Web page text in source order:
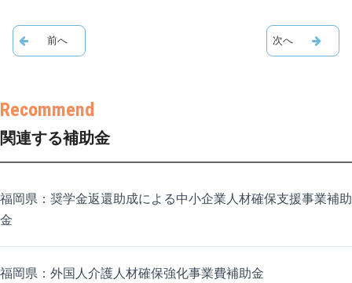
関連する補助金
福岡県：奨学金返還助成による中小企業人材確保支援事業補助
金
福岡県：外国人介護人材確保強化事業費補助金